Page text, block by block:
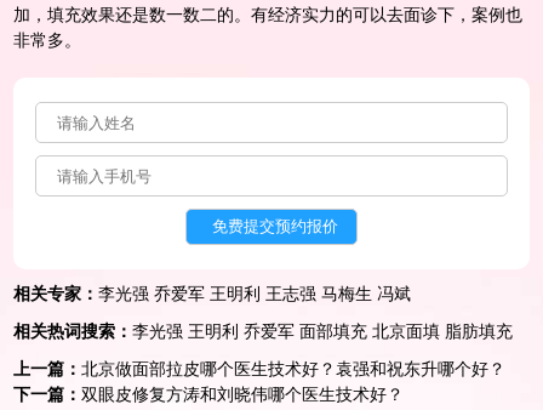
加，填充效果还是数一数二的。有经济实力的可以去面诊下，案例也
非常多。
相关专家：李光强 乔爱军 王明利 王志强 马梅生 冯斌
相关热词搜索：李光强 王明利 乔爱军 面部填充 北京面填 脂肪填充
上一篇：北京做面部拉皮哪个医生技术好？袁强和祝东升哪个好？
下一篇：双眼皮修复方涛和刘晓伟哪个医生技术好？